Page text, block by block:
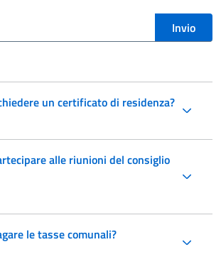
Invio
un certificato di residenza?
alle riunioni del consiglio
le tasse comunali?